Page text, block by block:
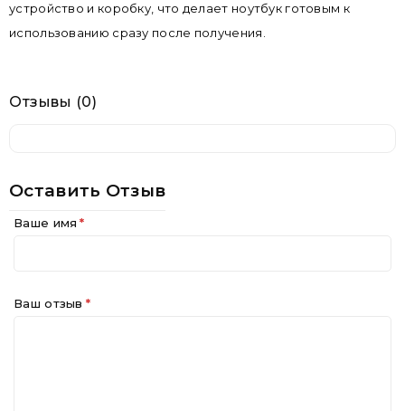
устройство и коробку, что делает ноутбук готовым к
использованию сразу после получения.
Отзывы (0)
Оставить Отзыв
Ваше имя
Ваш отзыв